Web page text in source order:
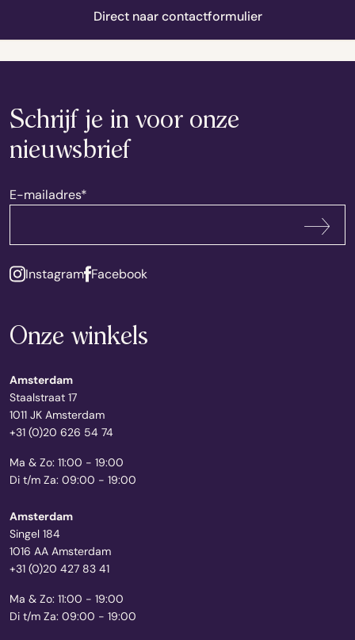
Direct naar contactformulier
Schrijf je in voor onze
nieuwsbrief
E-mailadres*
Instagram Facebook
Onze winkels
Amsterdam
Staalstraat 17
1011 JK Amsterdam
+31 (0)20 626 54 74
Ma & Zo: 11:00 - 19:00
Di t/m Za: 09:00 - 19:00
Amsterdam
Singel 184
1016 AA Amsterdam
+31 (0)20 427 83 41
Ma & Zo: 11:00 - 19:00
Di t/m Za: 09:00 - 19:00